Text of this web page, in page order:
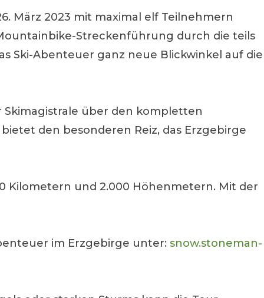
März 2023 mit maximal elf Teilnehmern
Streckenführung durch die teils
Ski-Abenteuer ganz neue Blickwinkel auf die
Skimagistrale über den kompletten
den besonderen Reiz, das Erzgebirge
Kilometern und 2.000 Höhenmetern. Mit der
im Erzgebirge unter: snow.stoneman-